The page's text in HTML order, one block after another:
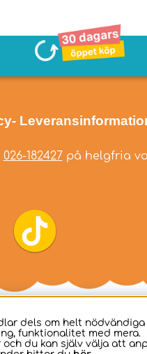
-
026-182427på helgfria
dels om helt
funktionalitet med mera.
du kan själv välja att